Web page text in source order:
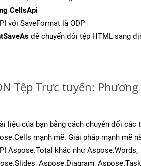
CellsApi
với SaveFormat là ODP
để chuyển đổi tệp HTML sang
Tệp Trực tuyến:
liệu của bạn bằng cách chuyển đổi các
mạnh mẽ. Giải pháp mạnh mẽ
Aspose.Total khác như Aspose.Words,
Aspose.Diagram,